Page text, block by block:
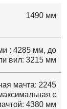
1490 мм
: 4285 мм, до
вил: 3215 мм
мачта: 2245
с
мачтой: 4380 мм